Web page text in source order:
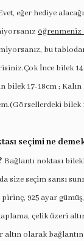
eğer hediye
öğrenmeniz
bu
İnce bilek
bilek 17-18cm ;
bilek
seçimi ne
Bağlantı noktası
size seçim sansı
925 ayar
çelik üzeri
altın olarak